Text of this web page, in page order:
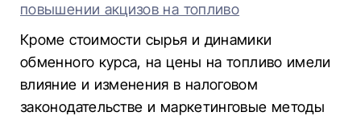
повышении акцизов на топливо
Кроме стоимости сырья и динамики
обменного курса, на цены на топливо имели
влияние и изменения в налоговом
законодательстве и маркетинговые методы